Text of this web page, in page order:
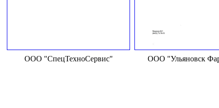
ООО "СпецТехноСервис" ООО "Ульяновск